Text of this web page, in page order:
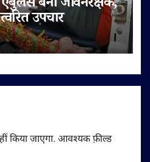
एंबुलेंस बनी जीवनरक्षक,
उपचार
किया जाएगा. आवश्यक फ़ील्ड